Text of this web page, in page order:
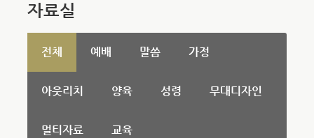
자료실
전체 예배 말씀 가정
아웃리치 양육 성령 무대디자인
멀티자료 교육